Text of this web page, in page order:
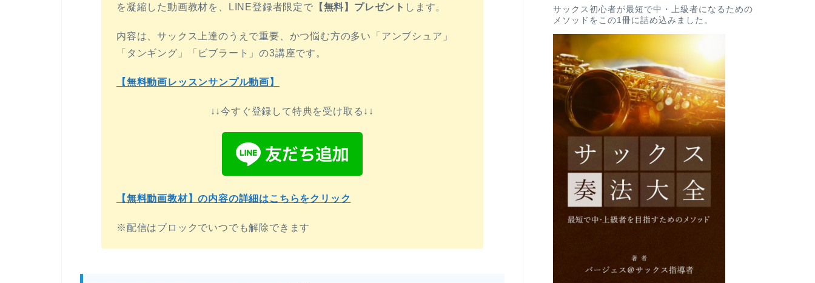
を凝縮した動画教材を、LINE登録者限定で 【無料】プレゼント します。
内容は、サックス上達のうえで重要、かつ悩む方の多い「アンブシュア」
「タンギング」「ビブラート」の3講座です。
【無料動画レッスンサンプル動画】
↓↓今すぐ登録して特典を受け取る↓↓
【無料動画教材】の内容の詳細はこちらをクリック
※配信はブロックでいつでも解除できます
サックス初心者が最短で中・上級者になるための
メソッドをこの1冊に詰め込みました。